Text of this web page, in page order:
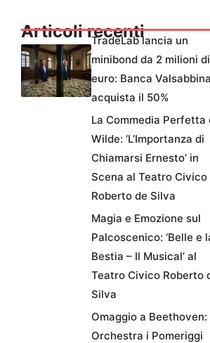
Articoli recenti
TradeLab lancia un
minibond da 2 milioni di
euro: Banca
acquista il 50%
La Commedia Perfetta
Wilde: ‘L’Importanza di
Chiamarsi Ernesto’ in
Scena al Teatro Civico
Roberto de Silva
Magia e Emozione sul
Palcoscenico: ‘Belle e
Bestia – Il Musical’ al
Teatro Civico Roberto
Silva
Omaggio a Beethoven:
Orchestra i Pomeriggi